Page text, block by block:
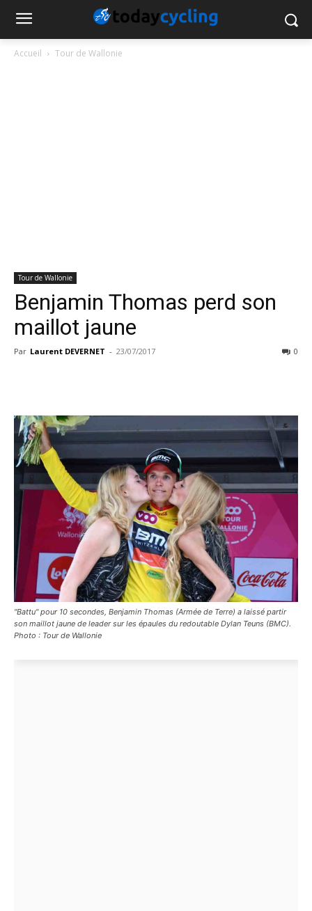
Accueil Tour de Wallonie
Tour de Wallonie
Benjamin Thomas perd son
maillot jaune
Par Laurent DEVERNET - 23/07/2017 0
"Battu" pour 10 secondes, Benjamin Thomas (Armée de Terre) a laissé partir
son maillot jaune de leader sur les épaules du redoutable Dylan Teuns (BMC).
Photo : Tour de Wallonie